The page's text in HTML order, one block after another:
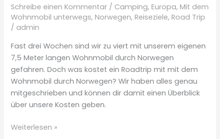
Schreibe einen Kommentar / Camping,Europa,Mit dem
Wohnmobil unterwegs,Norwegen,Reiseziele,Road Trip
/ admin
Fast drei Wochen sind wir zu viert mit unserem eigenen
7,5 Meter langen Wohnmobil durch Norwegen
gefahren. Doch was kostet ein Roadtrip mit mit dem
Wohnmobil durch Norwegen? Wir haben alles genau
mitgeschrieben und können dir damit einen Überblick
über unsere Kosten geben.
Was
Weiterlesen »